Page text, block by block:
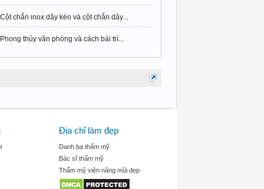
Cột chắn inox dây kéo và cột chắn dây...
Phong thủy văn phòng và cách bài trí...
Địa chỉ làm đẹp
Danh bạ thẩm mỹ
Bác sĩ thẩm mỹ
Thẩm mỹ viện nâng mũi đẹp